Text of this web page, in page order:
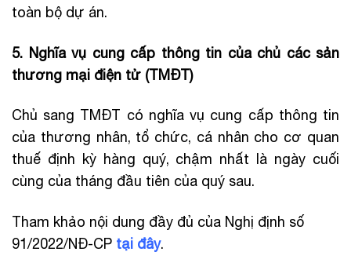
toàn bộ dự án.
5. Nghĩa vụ cung cấp thông tin của chủ các sản
thương mại điện tử (TMĐT)
Chủ sang TMĐT có nghĩa vụ cung cấp thông tin
của thương nhân, tổ chức, cá nhân cho cơ quan
thuế định kỳ hàng quý, chậm nhất là ngày cuối
cùng của tháng đầu tiên của quý sau.
Tham khảo nội dung đầy đủ của Nghị định số
91/2022/NĐ-CP tại đây.